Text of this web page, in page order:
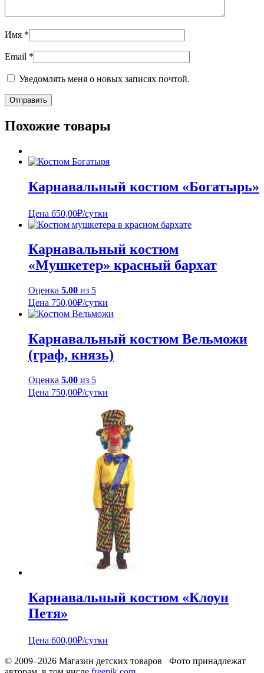
Имя *
Email *
Уведомлять меня о новых записях почтой.
Похожие товары
Карнавальный костюм «Богатырь»
Цена 650,00₽/сутки
Карнавальный костюм
«Мушкетер» красный бархат
Оценка 5.00 из 5
Цена 750,00₽/сутки
Карнавальный костюм Вельможи
(граф, князь)
Оценка 5.00 из 5
Цена 750,00₽/сутки
Карнавальный костюм «Клоун
Петя»
Цена 600,00₽/сутки
© 2009–2026 Магазин детских товаров Фото принадлежат